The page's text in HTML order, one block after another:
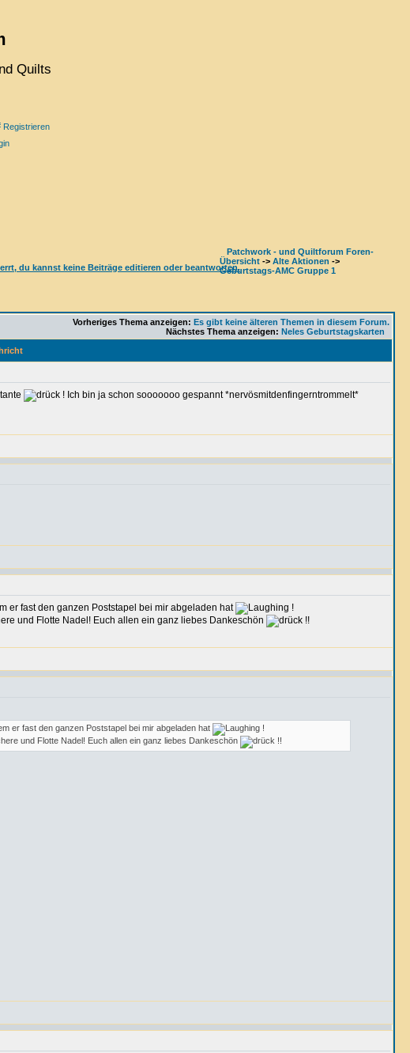
Quilts
Registrieren
Patchwork - und Quiltforum Foren-
Übersicht -> Alte Aktionen ->
Geburtstags-AMC Gruppe 1
Vorheriges Thema anzeigen: Es gibt keine älteren Themen in diesem Forum.
Nächstes Thema anzeigen: Neles Geburtstagskarten
! Ich bin ja schon sooooooo gespannt *nervösmitdenfingerntrommelt*
er fast den ganzen Poststapel bei mir abgeladen hat
!
und Flotte Nadel! Euch allen ein ganz liebes Dankeschön
!!
er fast den ganzen Poststapel bei mir abgeladen hat
!
und Flotte Nadel! Euch allen ein ganz liebes Dankeschön
!!